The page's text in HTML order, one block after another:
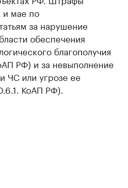
и мае по
за нарушение
обеспечения
благополучия
РФ) и за невыполнение
ЧС или угрозе ее
КоАП РФ).